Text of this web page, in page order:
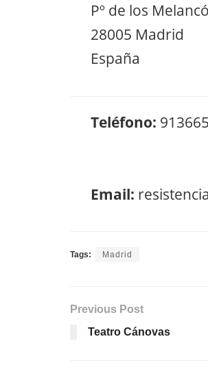
Pº de los
28005 Madrid
España
Teléfono:
Email:
Tags: Madrid
Previous Post
Teatro Cánovas